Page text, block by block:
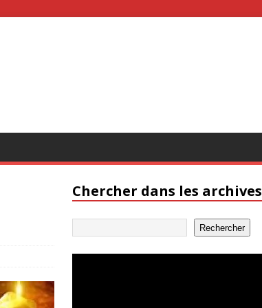
Chercher dans les archives
Rechercher